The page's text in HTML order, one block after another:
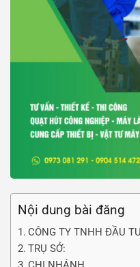
Nội dung bài đăng
CÔNG TY TNHH ĐẦU
TRỤ SỞ: